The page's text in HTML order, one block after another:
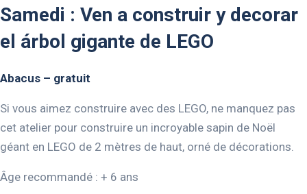
Samedi : Ven a construir y decorar
el árbol gigante de LEGO
Abacus – gratuit
Si vous aimez construire avec des LEGO, ne manquez pas
cet atelier pour construire un incroyable sapin de Noël
géant en LEGO de 2 mètres de haut, orné de décorations.
Âge recommandé : + 6 ans